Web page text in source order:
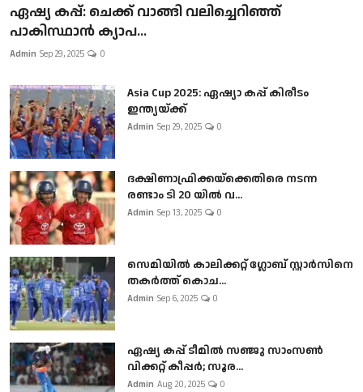
ഏഷ്യ കപ്പ്: ചെക്ക് വാങ്ങി വലിച്ചെറിഞ്ഞ്
പാകിസ്ഥാൻ ക്യാപ...
Admin Sep 29, 2025 0
Asia Cup 2025: ഏഷ്യാ കപ്പ് കിരീടം
ഇന്ത്യയ്ക്ക്
Admin Sep 29, 2025 0
ദക്ഷിണാഫ്രിക്കയ്‌ക്കെതിരെ നടന്ന
രണ്ടാം ടി 20 യിൽ വ...
Admin Sep 13, 2025 0
സെമിയിൽ കാലിക്കറ്റ് ഗ്ലോബ് സ്റ്റാർസിനെ
തകർത്ത് കൊച...
Admin Sep 6, 2025 0
ഏഷ്യ കപ്പ് ടീമിൽ സഞ്ജു സാംസൺ
വിക്കറ്റ് കീപ്പർ; സൂര...
Admin Aug 20, 2025 0